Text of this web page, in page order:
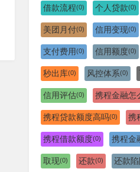
借款流程(0) 个人贷款(0)
美团月付(0) 信用变现(0)
支付费用(0) 信用额度(0)
秒出库(0) 风控体系(0)
信用评估(0) 携程金融怎
携程贷款额度高吗(0) 携
携程借款额度(0) 携程金
取现(0) 还款(0) 还款